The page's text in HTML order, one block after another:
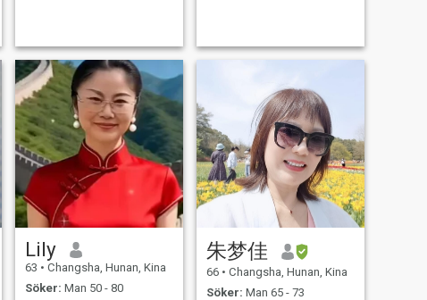
the work, is a national
periodical as art
left me, and I have no
Lily
63 • Changsha, Hunan, Kina
Söker: Man 50 - 80
朱梦佳
66 • Changsha, Hunan, Kina
Söker: Man 65 - 73